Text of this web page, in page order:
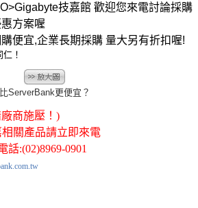
技嘉館 歡迎您來電討論採購
方案喔
便宜,企業長期採購 量大另有折扣喔!
！
比ServerBank更便宜？
商施壓！)
關產品請立即來電
話:(02)8969-0901